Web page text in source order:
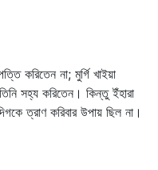
করিতেন না; মুর্গি খাইয়া
সহ্য করিতেন। কিন্তু ইঁহারা
ত্রাণ করিবার উপায় ছিল না।